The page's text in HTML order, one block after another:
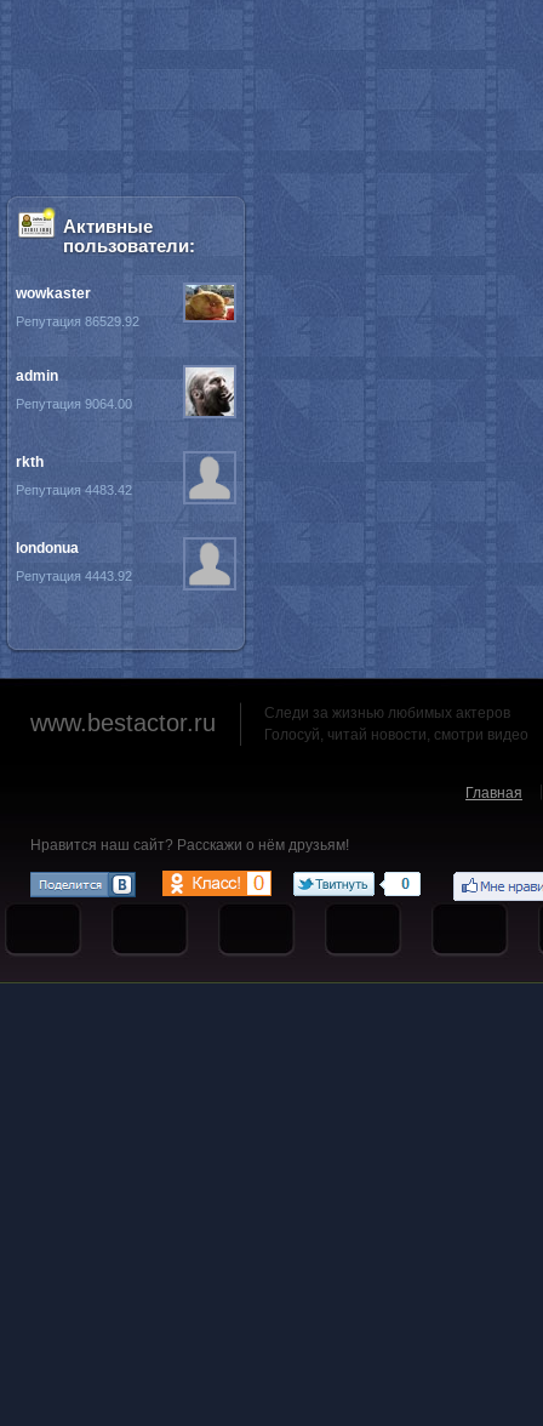
Активные
пользователи:
wowkaster
Репутация 86529.92
admin
Репутация 9064.00
rkth
Репутация 4483.42
londonua
Репутация 4443.92
www.bestactor.ru
Следи за жизнью любимых актеров
Голосуй, читай новости, смотри видео
Главная
Нравится наш сайт? Расскажи о нём друзьям!